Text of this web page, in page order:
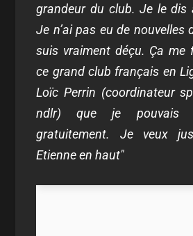
grandeur du club. Je le dis
Je n’ai pas eu de nouvelles
suis vraiment déçu. Ça me
ce grand club français en
Loïc Perrin (coordinateur
ndlr) que je pouvais
gratuitement. Je veux
Etienne en haut"